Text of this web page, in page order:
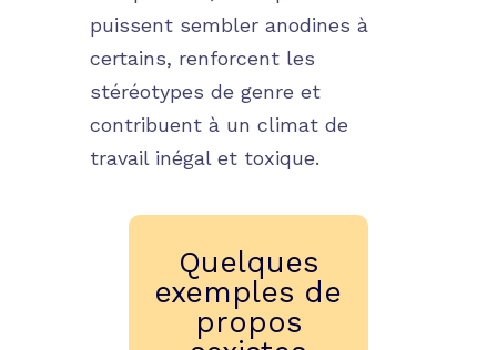
puissent sembler anodines à
certains, renforcent les
stéréotypes de genre et
contribuent à un climat de
travail inégal et toxique.
Quelques
exemples de
propos